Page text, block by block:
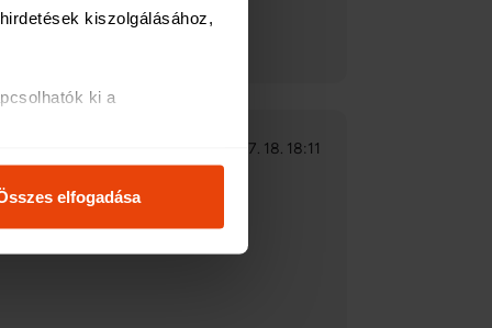
kiszolgálásához,
ki a
valamint
megosztjuk az Ön
elfogadása
2026. 07. 18. 18:11